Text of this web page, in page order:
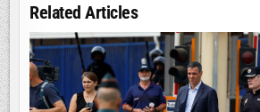
Related Articles